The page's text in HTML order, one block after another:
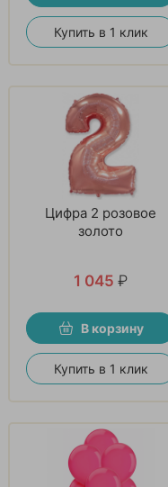
Купить в 1 клик
Цифра 2 розовое
золото
1 045 ₽
В корзину
Купить в 1 клик